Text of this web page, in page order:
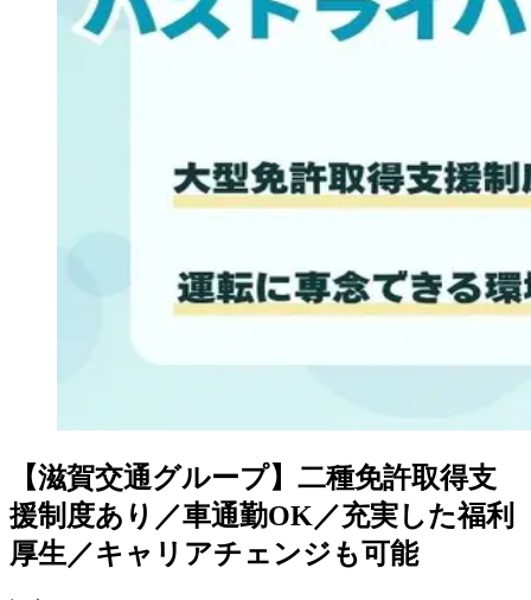
【滋賀交通グループ】二種免許取得支
援制度あり／車通勤OK／充実した福利
厚生／キャリアチェンジも可能